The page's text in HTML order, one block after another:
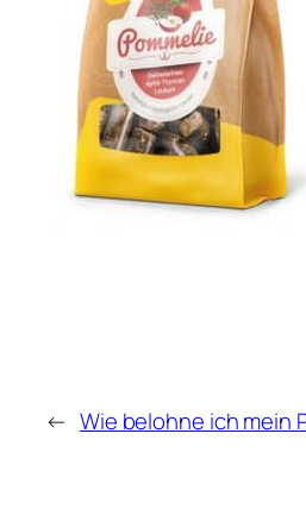
← Wie belohne ich mein